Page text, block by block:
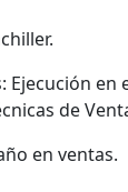
Ejecución en
de
en ventas.